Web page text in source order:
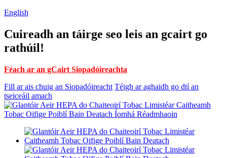
English
Cuireadh an táirge seo leis an gcairt go
rathúil!
Féach ar an gCairt Siopadóireachta
Fill ar ais chuig an Siopadóireacht Téigh ar aghaidh go dtí an
tseiceáil amach